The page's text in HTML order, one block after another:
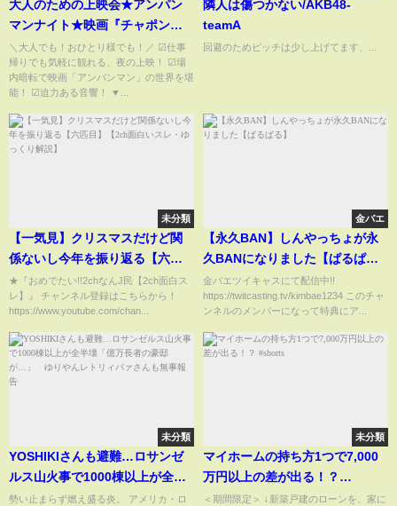
大人のための上映会★アンパン
マンナイト★映画『チャポンの
ヒーロー！』
＼大人でも！おひとり様でも！／ ☑仕事
帰りでも気軽に観れる、夜の上映！ ☑場
内暗転で映画「アンパンマン」の世界を堪
能！ ☑迫力ある音響！ ▼...
隣人は傷つかない/AKB48-
teamA
回避のためピッチは少し上げてます、...
未分類
【一気見】クリスマスだけど関
係ないし今年を振り返る【六匹
目】【2ch面白いスレ・ゆっくり
解説】
★『おめでたい!!2chなんJ民【2ch面白ス
レ】』 チャンネル登録はこちらから！
https://www.youtube.com/chan...
金バエ
【永久BAN】しんやっちょが永
久BANになりました【ぱるぱ
る】
金バエツイキャスにて配信中!!
https://twitcasting.tv/kimbae1234 このチャ
ンネルのメンバーになって特典にア...
未分類
YOSHIKIさんも避難…ロサンゼ
ルス山火事で1000棟以上が全半
壊「億万長者の豪邸が…」 ゆ
勢い止まらず燃え盛る炎。 アメリカ・ロ
未分類
マイホームの持ち方1つで7,000
万円以上の差が出る！？
#shorts
＜期間限定＞ ↓新築戸建のローンを、家に